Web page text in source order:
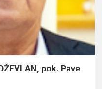
pok. Pave